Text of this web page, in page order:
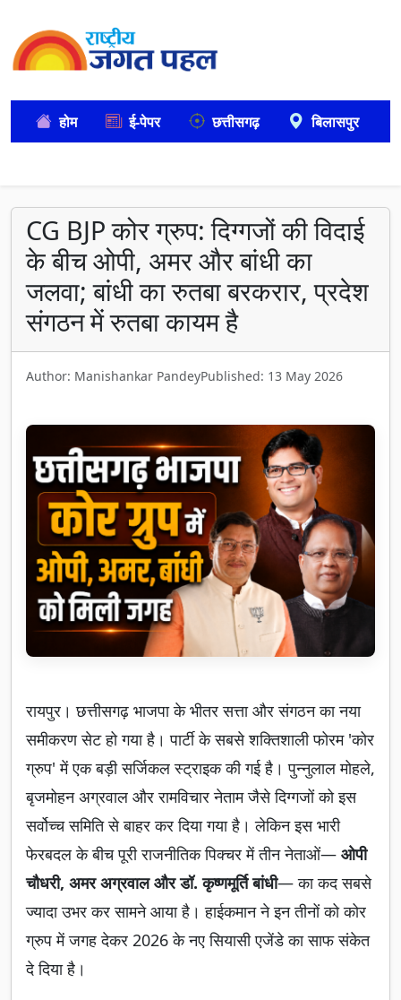
होम ई-पेपर छत्तीसगढ़ बिलासपुर
CG BJP कोर ग्रुप: दिग्गजों की विदाई
के बीच ओपी, अमर और बांधी का
जलवा; बांधी का रुतबा बरकरार, प्रदेश
संगठन में रुतबा कायम है
Author: Manishankar PandeyPublished: 13 May 2026
रायपुर। छत्तीसगढ़ भाजपा के भीतर सत्ता और संगठन का नया
समीकरण सेट हो गया है। पार्टी के सबसे शक्तिशाली फोरम 'कोर
ग्रुप' में एक बड़ी सर्जिकल स्ट्राइक की गई है। पुन्नुलाल मोहले,
बृजमोहन अग्रवाल और रामविचार नेताम जैसे दिग्गजों को इस
सर्वोच्च समिति से बाहर कर दिया गया है। लेकिन इस भारी
फेरबदल के बीच पूरी राजनीतिक पिक्चर में तीन नेताओं— ओपी
चौधरी, अमर अग्रवाल और डॉ. कृष्णमूर्ति बांधी— का कद सबसे
ज्यादा उभर कर सामने आया है। हाईकमान ने इन तीनों को कोर
ग्रुप में जगह देकर 2026 के नए सियासी एजेंडे का साफ संकेत
दे दिया है।